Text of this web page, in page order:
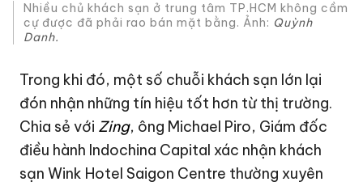
Nhiều chủ khách sạn ở trung tâm TP.HCM không cầm
cự được đã phải rao bán mặt bằng. Ảnh: Quỳnh
Danh.
Trong khi đó, một số chuỗi khách sạn lớn lại
đón nhận những tín hiệu tốt hơn từ thị trường.
Chia sẻ với Zing, ông Michael Piro, Giám đốc
điều hành Indochina Capital xác nhận khách
sạn Wink Hotel Saigon Centre thường xuyên